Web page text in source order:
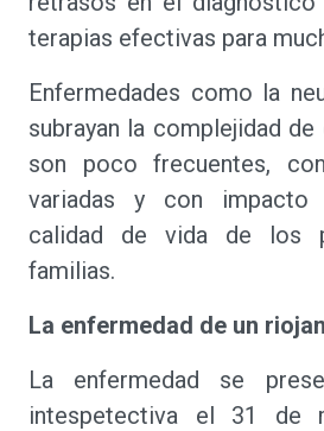
terapias efectivas para
Enfermedades como la
subrayan la complejidad
son poco frecuentes,
variadas y con
calidad de vida de los
familias.
La enfermedad de un
La enfermedad se
intespetectiva el 31 de